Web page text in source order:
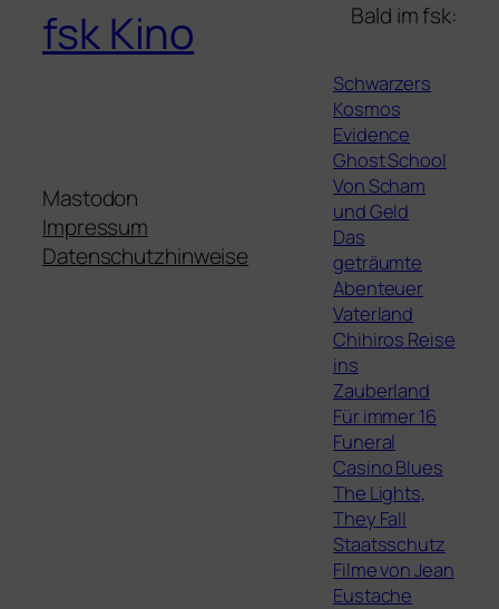
fsk Kino
Mastodon
Impressum
Datenschutzhinweise
Bald im fsk:
Schwarzers
Kosmos
Evidence
Ghost School
Von Scham
und Geld
Das
geträumte
Abenteuer
Vaterland
Chihiros Reise
ins
Zauberland
Für immer 16
Funeral
Casino Blues
The Lights,
They Fall
Staatsschutz
Filme von Jean
Eustache